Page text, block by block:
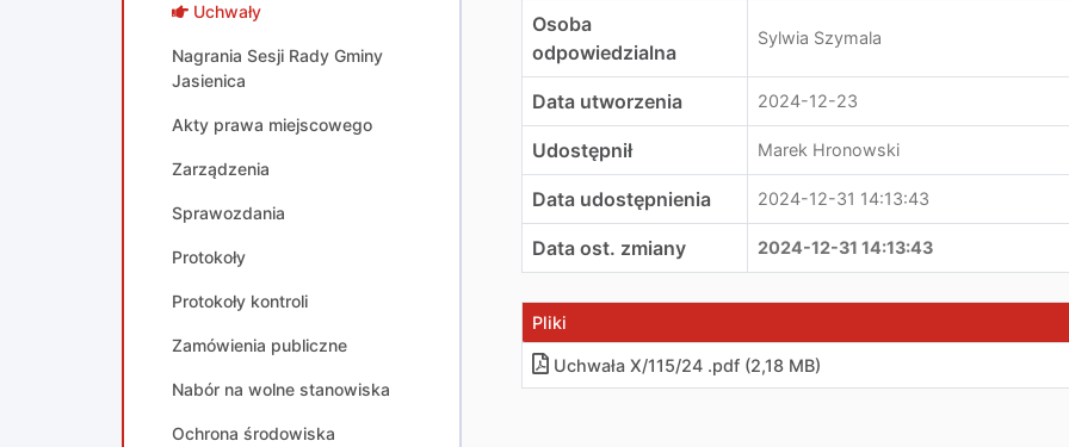
Uchwały
Nagrania Sesji Rady Gminy
Jasienica
Akty prawa miejscowego
Zarządzenia
Sprawozdania
Protokoły
Protokoły kontroli
Zamówienia publiczne
Nabór na wolne stanowiska
Ochrona środowiska
Osoba
odpowiedzialna
Sylwia Szymala
Data utworzenia 2024-12-23
Udostępnił Marek Hronowski
Data udostępnienia 2024-12-31 14:13:43
Data ost. zmiany 2024-12-31 14:13:43
Pliki
Uchwała X/115/24 .pdf (2,18 MB)